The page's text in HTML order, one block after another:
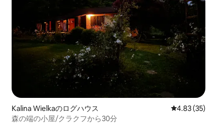
Kalina Wielkaのログハウス レビュー35
4.83 (35)
森の端の小屋/クラクフから30分